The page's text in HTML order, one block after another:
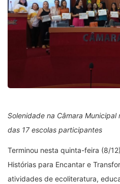
Solenidade na Câmara
das 17 escolas participantes
Terminou nesta quinta-feira (8/
Histórias para Encantar e
atividades de ecoliteratura,